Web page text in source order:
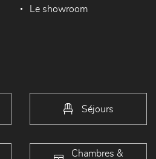
Le showroom
Séjours
Chambres &